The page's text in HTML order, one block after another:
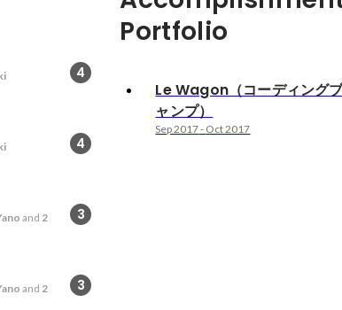
4
4
3
and 2
3
and 2
Portfolio
Le Wagon（コーディング
ャンプ）
Sep 2017- Oct 2017